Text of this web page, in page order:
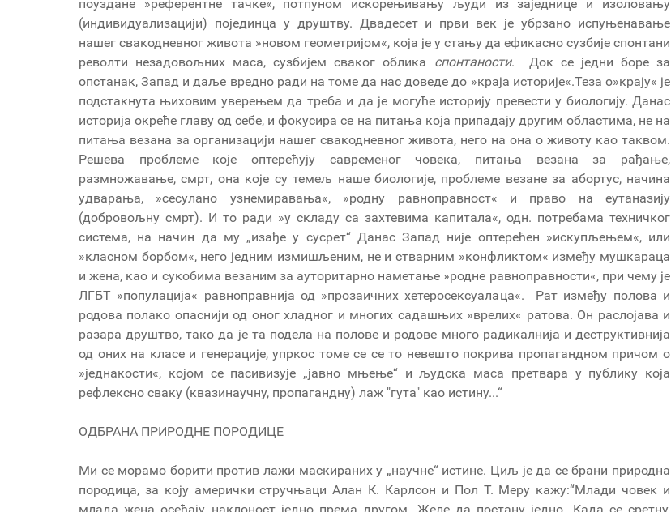
поуздане »референтне тачке«, потпуном искорењивању људи из заједнице и изоловању
(индивидуализацији) појединца у друштву. Двадесет и први век је убрзано испуњенавање
нашег свакодневног живота »новом геометријом«, која је у стању да ефикасно сузбије спонтани
револти незадовољних маса, сузбијем сваког облика спонтаности. Док се једни боре за
опстанак, Запад и даље вредно ради на томе да нас доведе до »краја историје«.Теза о»крају« је
подстакнута њиховим уверењем да треба и да је могуће историју превести у биологију. Данас
историја окреће главу од себе, и фокусира се на питања која припадају другим областима, не на
питања везана за организацији нашег свакодневног живота, него на она о животу као таквом.
Решева проблеме које оптерећују савременог човека, питања везана за рађање,
размножавање, смрт, она које су темељ наше биологије, проблеме везане за абортус, начина
удварања, »сесулано узнемиравања«, »родну равноправност« и право на еутаназију
(добровољну смрт). И то ради »у складу са захтевима капитала«, одн. потребама техничког
система, на начин да му „изађе у сусрет“ Данас Запад није оптерећен »искупљењем«, или
»класном борбом«, него једним измишљеним, не и стварним »конфликтом« између мушкараца
и жена, као и сукобима везаним за ауторитарно наметање »родне равноправности«, при чему је
ЛГБТ »популација« равноправнија од »прозаичних хетеросексуалаца«. Рат између полова и
родова полако опаснији од оног хладног и многих садашњих »врелих« ратова. Он раслојава и
разара друштво, тако да је та подела на полове и родове много радикалнија и деструктивнија
од оних на класе и генерације, упркос томе се се то невешто покрива пропагандном причом о
»једнакости«, којом се пасивизује „јавно мњење“ и људска маса претвара у публику која
рефлексно сваку (квазинаучну, пропагандну) лаж "гута" као истину...“
ОДБРАНА ПРИРОДНЕ ПОРОДИЦЕ
Ми се морамо борити против лажи маскираних у „научне“ истине. Циљ је да се брани природна
породица, за коју амерички стручњаци Алан К. Карлсон и Пол Т. Меру кажу:“Млади човек и